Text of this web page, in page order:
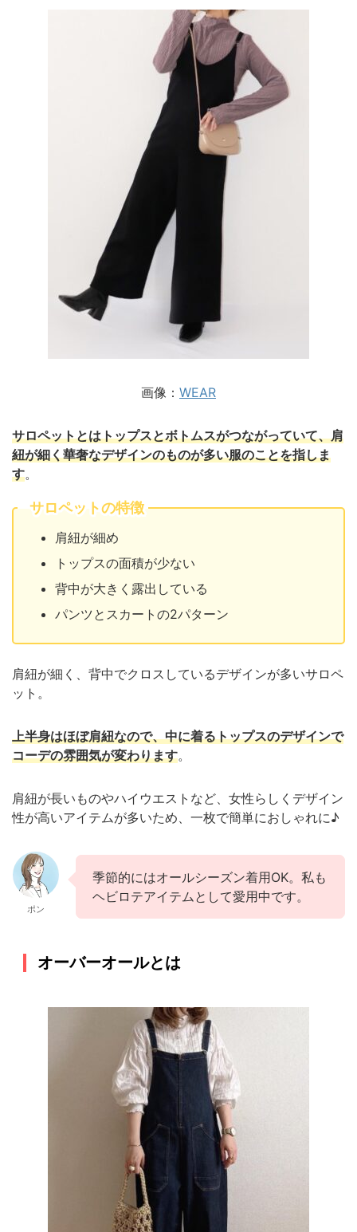
画像： WEAR
サロペットとはトップスとボトムスがつながっていて、肩
紐が細く華奢なデザインのものが多い服のことを指しま
す。
サロペットの特徴
肩紐が細め
トップスの面積が少ない
背中が大きく露出している
パンツとスカートの2パターン
肩紐が細く、背中でクロスしているデザインが多いサロペ
ット。
上半身はほぼ肩紐なので、中に着るトップスのデザインで
コーデの雰囲気が変わります。
肩紐が長いものやハイウエストなど、女性らしくデザイン
性が高いアイテムが多いため、一枚で簡単におしゃれに♪
ポン
季節的にはオールシーズン着用OK。私も
ヘビロテアイテムとして愛用中です。
オーバーオールとは